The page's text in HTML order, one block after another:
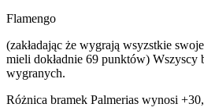
Flamengo
(zakładając że wygrają wsyzstkie
mieli dokładnie 69 punktów) Wszyscy
wygranych.
Różnica bramek Palmerias wynosi